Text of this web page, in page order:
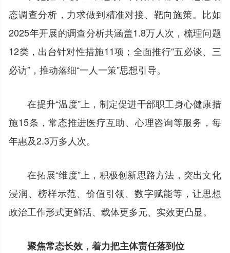
态调查分析，力求做到精准对接、靶向施策。比如
2025年开展的调查分析共涵盖1.8万人次，梳理问题
12类，出台针对性措施11项；全面推行“五必谈、三
必访”，推动落细“一人一策”思想引导。
在提升“温度”上，制定促进干部职工身心健康措
施15条，常态推进医疗互助、心理咨询等服务，每
年惠及2.3万多人次。
在拓展“维度”上，积极创新思路方法，突出文化
浸润、榜样示范、价值引领、数字赋能等，让思想
政治工作形式更鲜活、载体更多元、实效更凸显。
聚焦常态长效，着力把主体责任落到位